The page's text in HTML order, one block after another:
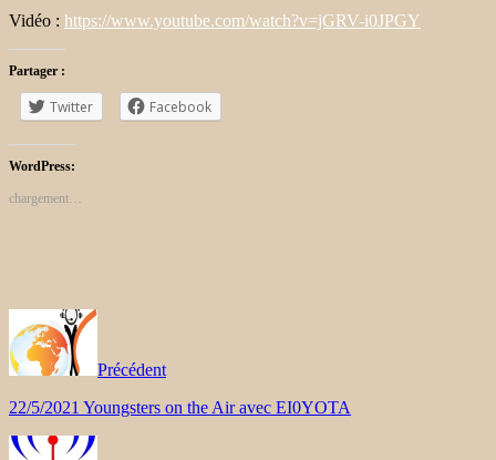
Vidéo : https://www.youtube.com/watch?v=jGRV-i0JPGY
Partager :
Twitter Facebook
WordPress:
chargement…
Précédent
22/5/2021 Youngsters on the Air avec EI0YOTA